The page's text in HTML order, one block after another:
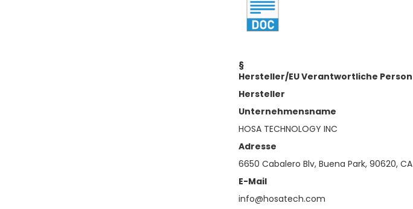
§
Hersteller/EU Verantwortliche Person
Hersteller
Unternehmensname
HOSA TECHNOLOGY INC
Adresse
6650 Cabalero Blv, Buena Park, 90620, CA
E-Mail
info@hosatech.com